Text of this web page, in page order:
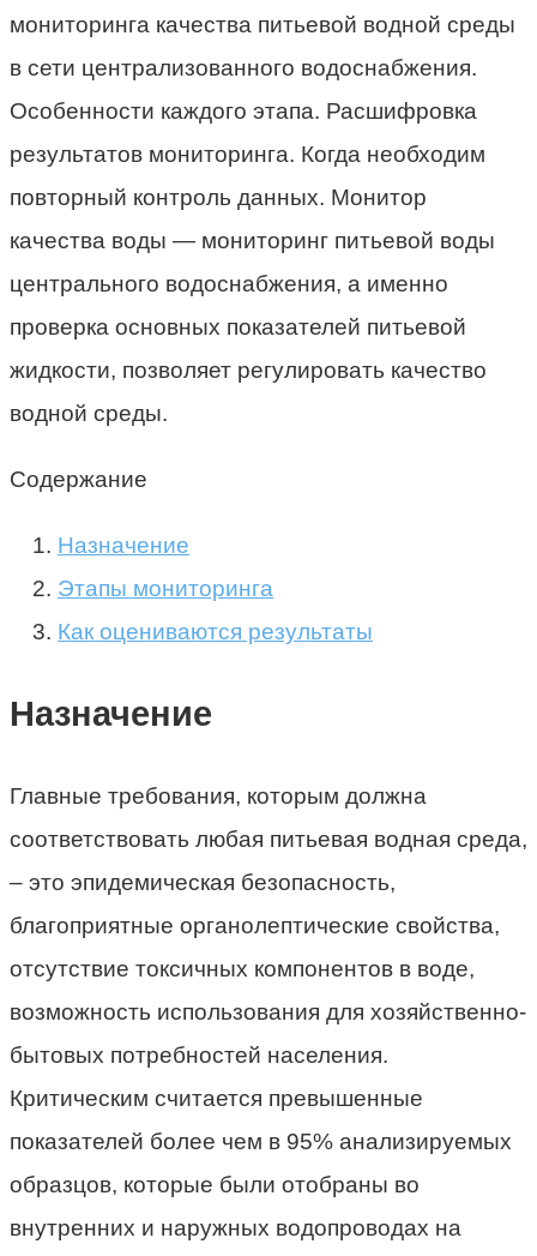
мониторинга качества питьевой водной среды
в сети централизованного водоснабжения.
Особенности каждого этапа. Расшифровка
результатов мониторинга. Когда необходим
повторный контроль данных. Монитор
качества воды — мониторинг питьевой воды
центрального водоснабжения, а именно
проверка основных показателей питьевой
жидкости, позволяет регулировать качество
водной среды.
Содержание
Назначение
Этапы мониторинга
Как оцениваются результаты
Назначение
Главные требования, которым должна
соответствовать любая питьевая водная среда,
– это эпидемическая безопасность,
благоприятные органолептические свойства,
отсутствие токсичных компонентов в воде,
возможность использования для хозяйственно-
бытовых потребностей населения.
Критическим считается превышенные
показателей более чем в 95% анализируемых
образцов, которые были отобраны во
внутренних и наружных водопроводах на